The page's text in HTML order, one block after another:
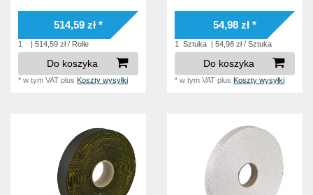
514,59 zł *
1 | 514,59 zł / Rolle
Do koszyka
*w tym VAT plusKoszty wysyłki
54,98 zł *
1 Sztuka | 54,98 zł / Sztuka
Do koszyka
*w tym VAT plusKoszty wysyłki